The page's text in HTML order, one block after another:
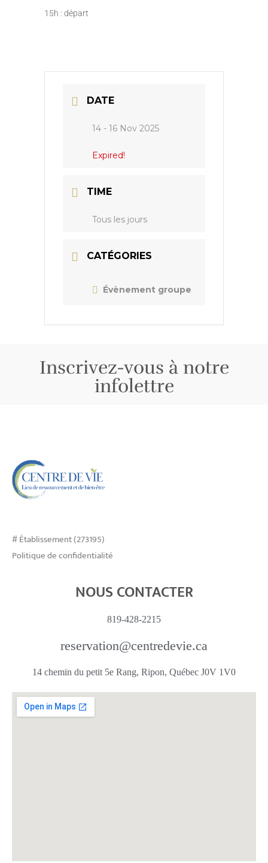
15h : départ
DATE
14 - 16 Nov 2025
Expired!
TIME
Tous les jours
CATÉGORIES
Évènement groupe
Inscrivez-vous à notre
infolettre
# Établissement (273195)
Politique de confidentialité
NOUS CONTACTER
819-428-2215
reservation@centredevie.ca
14 chemin du petit 5e Rang, Ripon, Québec J0V 1V0